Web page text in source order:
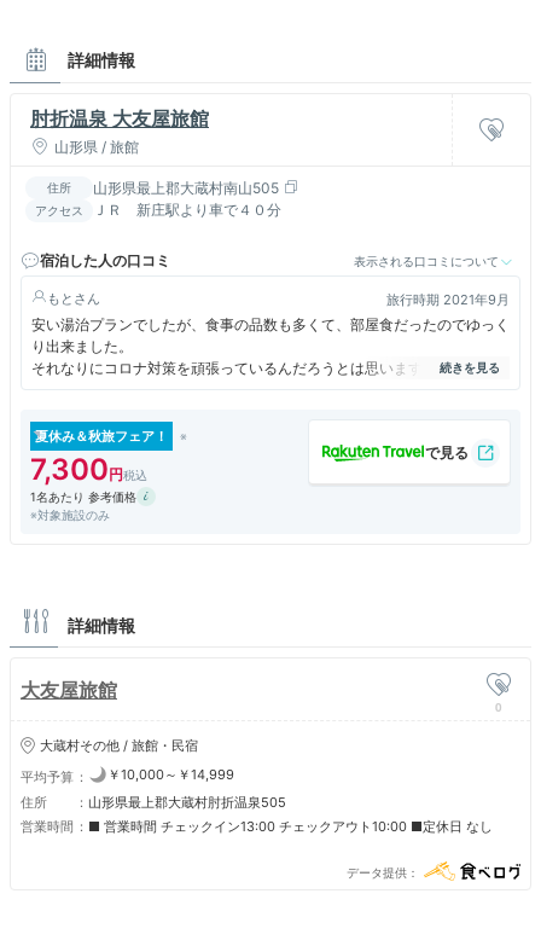
詳細情報
肘折温泉 大友屋旅館
山形県 / 旅館
住所 山形県最上郡大蔵村南山505
アクセス ＪＲ 新庄駅より車で４０分
宿泊した人の口コミ 表示される口コミについて
もと 旅行時期 2021年9月
安い湯治プランでしたが、食事の品数も多くて、部屋食だったのでゆっく
り出来ました。
それなりにコロナ対策を頑張っているんだろうとは思いますが、年配のお
客さん達はほとんどノーマスクでペチャクチャ話しながらエレベーターに
私が先に乗っている時は、ノーマスクでは乗らないでって言うと、乗るの
を諦めていましたが…。
楽天のサイトや、宿の壁には、コロナ対策万全の宿ですっと表示してあり
ますが、ノーマスクの客に宿の人は誰も注意しません。
宿の人もマスクをしていない時もありました。
夏休み＆秋旅フェア！
7,300
1名あたり 参考価格
※対象施設のみ
詳細情報
大友屋旅館
0
大蔵村その他 / 旅館・民宿
平均予算
￥10,000～￥14,999
住所
山形県最上郡大蔵村肘折温泉505
営業時間
■ 営業時間 チェックイン13:00 チェックアウト10:00 ■定休日 なし
データ提供